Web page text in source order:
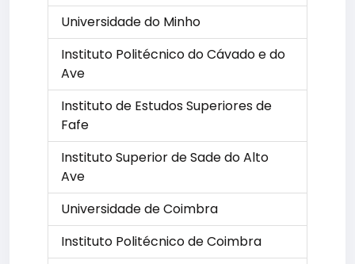
Universidade do Minho
Instituto Politécnico do Cávado e do
Ave
Instituto de Estudos Superiores de
Fafe
Instituto Superior de Sade do Alto
Ave
Universidade de Coimbra
Instituto Politécnico de Coimbra